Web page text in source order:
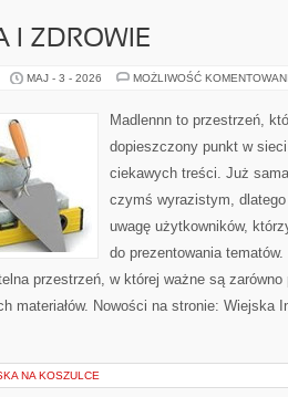
I ZDROWIE
MAJ - 3 - 2026 MOŻLIWOŚĆ
Madlennn to przestrzeń,
dopieszczony punkt w
ciekawych treści. Już
czymś wyrazistym,
uwagę użytkowników,
do prezentowania
przestrzeń, w której ważne są zarówno
materiałów. Nowości na stronie: Wiejska
NA KOSZULCE